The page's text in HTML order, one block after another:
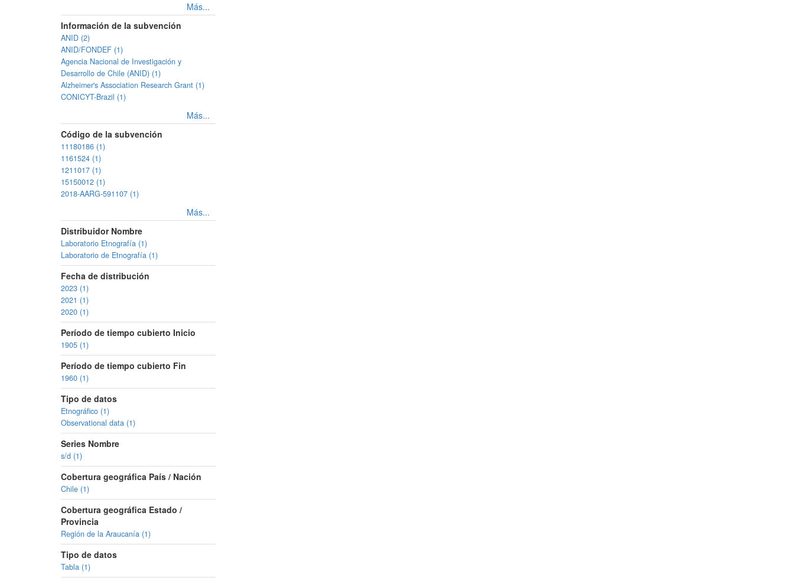
Más...
Información de la subvención
ANID (2)
ANID/FONDEF (1)
Agencia Nacional de Investigación y
Desarrollo de Chile (ANID) (1)
Alzheimer's Association Research Grant (1)
CONICYT-Brazil (1)
Más...
Código de la subvención
11180186 (1)
1161524 (1)
1211017 (1)
15150012 (1)
2018-AARG-591107 (1)
Más...
Distribuidor Nombre
Laboratorio Etnografía (1)
Laboratorio de Etnografía (1)
Fecha de distribución
2023 (1)
2021 (1)
2020 (1)
Período de tiempo cubierto Inicio
1905 (1)
Período de tiempo cubierto Fin
1960 (1)
Tipo de datos
Etnográfico (1)
Observational data (1)
Series Nombre
s/d (1)
Cobertura geográfica País / Nación
Chile (1)
Cobertura geográfica Estado /
Provincia
Región de la Araucanía (1)
Tipo de datos
Tabla (1)